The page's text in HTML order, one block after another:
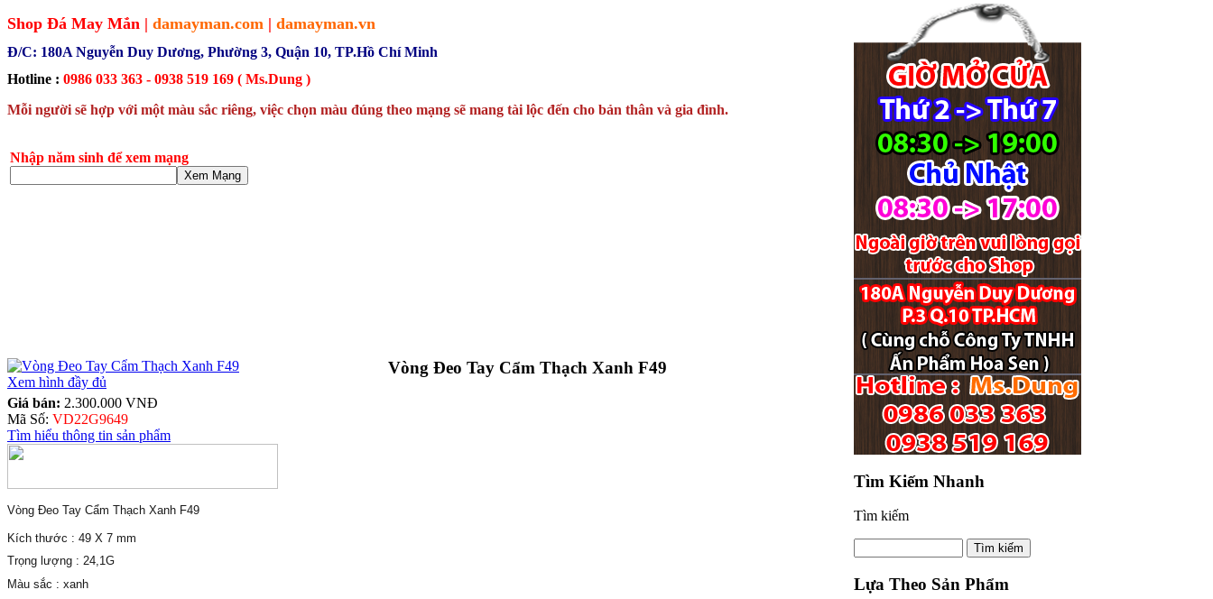
Shop Đá May Mắn | damayman.com | damayman.vn
Đ/C: 180A Nguyễn Duy Dương, Phường 3, Quận 10, TP.Hồ Chí Minh
Hotline : 0986 033 363 - 0938 519 169 ( Ms.Dung )
Mỗi người sẽ hợp với một màu sắc riêng, việc chọn màu đúng theo mạng sẽ mang tài lộc đến cho bản thân và gia đình.
Nhập năm sinh để xem mạng
Xem Mạng
Xem hình đầy đủ
Vòng Đeo Tay Cẩm Thạch Xanh F49
Giá bán: 2.300.000 VNĐ
Mã Số: VD22G9649
Tìm hiểu thông tin sản phẩm
Vòng Đeo Tay Cẩm Thạch Xanh F49
Kích thước : 49 X 7 mm
Trọng lượng : 24,1G
Màu sắc : xanh
Tìm Kiếm Nhanh
Tìm kiếm
Lựa Theo Sản Phẩm